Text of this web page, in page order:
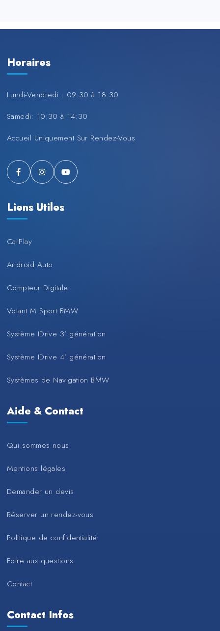
Horaires
Lundi-Vendredi : 09:30 à 18:30
Samedi: 10:30 à 14:30
Accueil Uniquement Sur Rendez-Vous
Liens Utiles
CarPlay
Android Auto
Compteur Digitale
Volant M Sport BMW
Système IDrive 3’ génération
Système IDrive 4’ génération
Systèmes de Navigation BMW
Aide & Contact
Qui sommes nous
Mentions légales
Demander un devis
Réserver un rendez-vous
Politique de confidentialité
Foire aux questions
Contact
Contact Infos